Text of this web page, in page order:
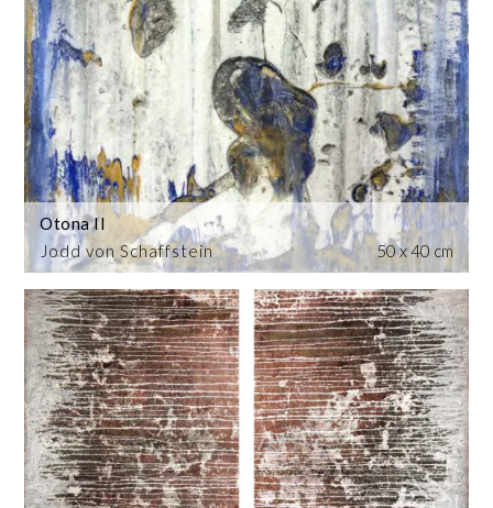
Jodd von Schaffstein
Otona II
50 x 40 cm